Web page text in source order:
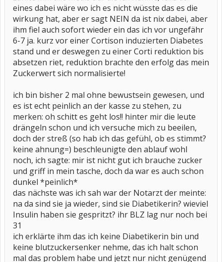
eines dabei wäre wo ich es nicht wüsste das es die
wirkung hat, aber er sagt NEIN da ist nix dabei, aber
ihm fiel auch sofort wieder ein das ich vor ungefähr
6-7 ja. kurz vor einer Cortison induzierten Diabetes
stand und er deswegen zu einer Corti reduktion bis
absetzen riet, reduktion brachte den erfolg das mein
Zuckerwert sich normalisierte!
ich bin bisher 2 mal ohne bewustsein gewesen, und
es ist echt peinlich an der kasse zu stehen, zu
merken: oh schitt es geht los!! hinter mir die leute
drängeln schon und ich versuche mich zu beeilen,
doch der streß (so hab ich das gefühl, ob es stimmt?
keine ahnung=) beschleunigte den ablauf wohl
noch, ich sagte: mir ist nicht gut ich brauche zucker
und griff in mein tasche, doch da war es auch schon
dunkel *peinlich*
das nächste was ich sah war der Notarzt der meinte:
na da sind sie ja wieder, sind sie Diabetikerin? wieviel
Insulin haben sie gespritzt? ihr BLZ lag nur noch bei
31
ich erklärte ihm das ich keine Diabetikerin bin und
keine blutzuckersenker nehme, das ich halt schon
mal das problem habe und jetzt nur nicht genügend